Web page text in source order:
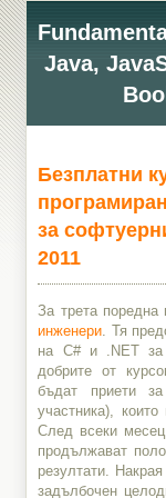
Java,
Безплатни
за
2011
За трета поредна
инженери . Тя
на C# и .NET за
добрите от
бъдат приети
участника),
След всеки
продължават
резултати.
задълбочен